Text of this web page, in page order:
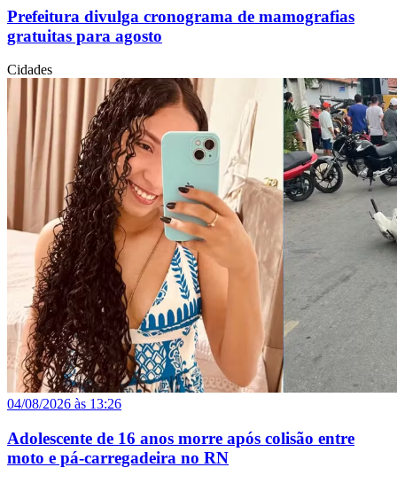
Prefeitura divulga cronograma de mamografias
gratuitas para agosto
Cidades
04/08/2026 às 13:26
Adolescente de 16 anos morre após colisão entre
moto e pá-carregadeira no RN